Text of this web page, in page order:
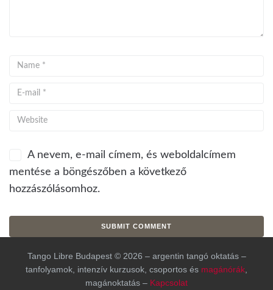
A nevem, e-mail címem, és weboldalcímem
mentése a böngészőben a következő
hozzászólásomhoz.
Tango Libre Budapest © 2026 – argentin tangó oktatás –
tanfolyamok, intenzív kurzusok, csoportos és magánórák
magánoktatás – Kapcsolat